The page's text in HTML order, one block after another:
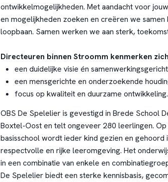
ontwikkelmogelijkheden. Met aandacht voor
en mogelijkheden zoeken en creëren we samen
loopbaan. Samen werken we aan sterk,
Directeuren binnen Stroomm kenmerken
een duidelijke visie én
een mensgerichte en onderzoekende
focus op kwaliteit en duurzame ontwikkeling.
OBS De Spelelier is gevestigd in Brede School
Boxtel-Oost en telt ongeveer 280 leerlingen.
basisschool wordt ieder kind gezien en gehoord
respectvolle en rijke leeromgeving. Het
in een combinatie van enkele en
De Spelelier biedt een sterke kennisbasis,